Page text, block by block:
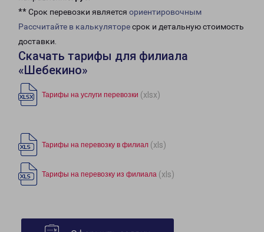
** Срок перевозки является ориентировочным
Рассчитайте в калькуляторесрок и детальную стоимость
доставки.
Скачать тарифы для филиала
«Шебекино»
Тарифы на услуги перевозки (xlsx)
Тарифы на перевозку в филиал (xls)
Тарифы на перевозку из филиала (xls)